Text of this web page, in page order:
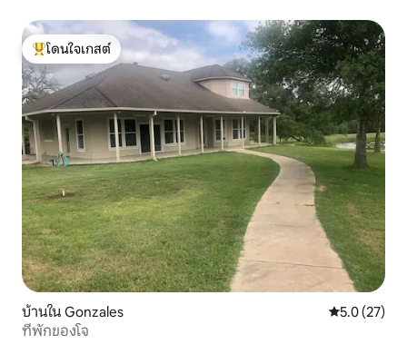
โดนใจเกสต์ที่สุด
โดนใจเกสต์
บ้านใน Gonzales คะแนนเฉลี่ย
5.0 (27)
ที่พักของโจ